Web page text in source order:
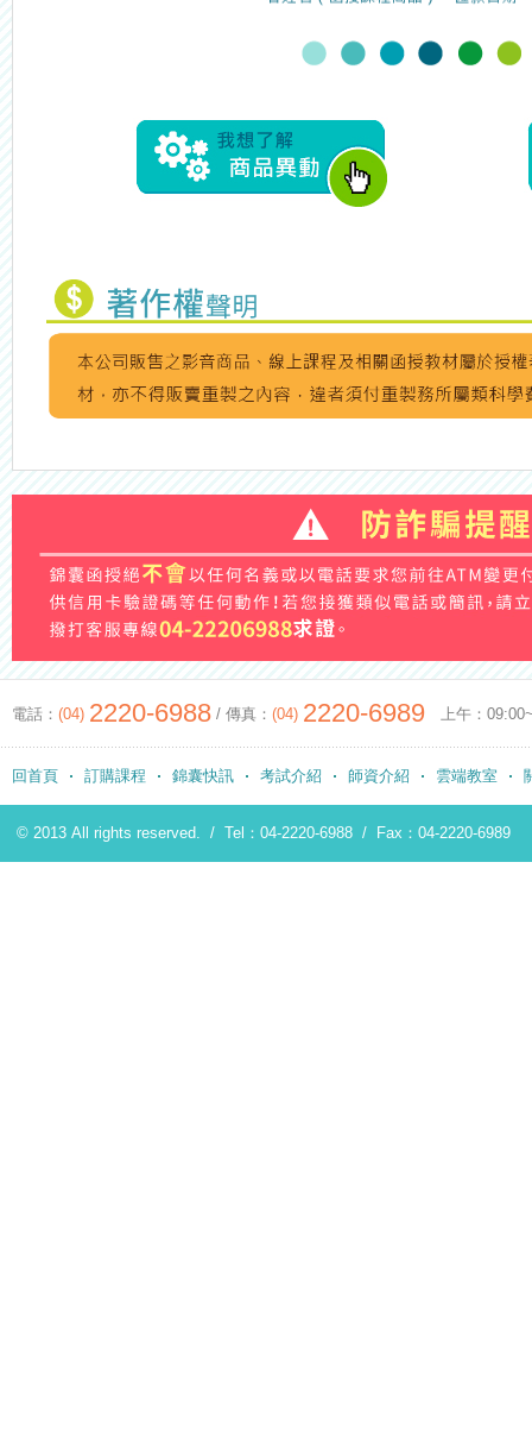
電話： (04) 2220-6988 / 傳真： (04) 2220-6989 上午：
回首頁 訂購課程 錦囊快訊 考試介紹 師資介紹 雲端教室
© 2013 All rights reserved. / Tel：04-2220-6988 / Fax：04-2220-6989